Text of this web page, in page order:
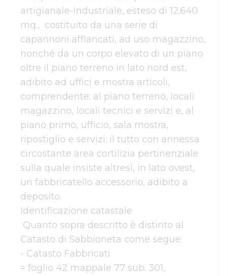
artigianale-industriale, esteso di 12.640
mq.,  costituito da una serie di
capannoni affiancati, ad uso magazzino,
nonché da un corpo elevato di un piano
oltre il piano terreno in lato nord est,
adibito ad uffici e mostra articoli,
comprendente: al piano terreno, locali
magazzino, locali tecnici e servizi e, al
piano primo, ufficio, sala mostra,
ripostiglio e servizi; il tutto con annessa
circostante area cortilizia pertinenziale
sulla quale insiste altresì, in lato ovest,
un fabbricatello accessorio, adibito a
deposito.
Identificazione catastale
Catasto di Sabbioneta come segue:
- Catasto Fabbricati
= foglio 42 mappale 77 sub. 301,